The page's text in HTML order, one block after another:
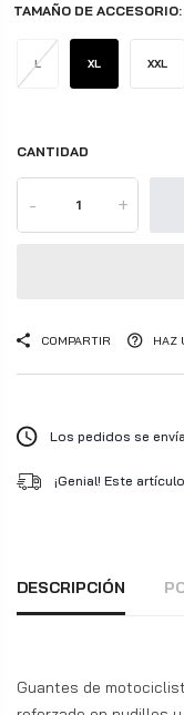
TAMAÑO DE ACCESORIO:
L XL XXL
CANTIDAD
- +
COMPARTIR HAZ
Los pedidos se
¡Genial! Este
DESCRIPCIÓN
Guantes de